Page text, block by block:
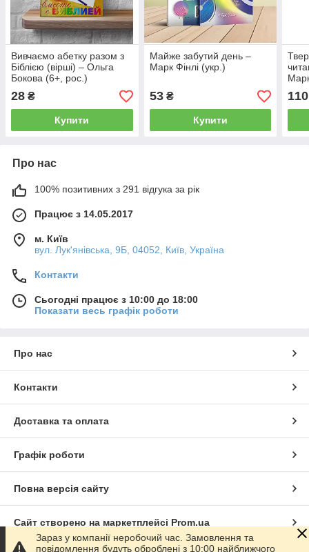
Вивчаємо абетку разом з
Біблією (вірші) – Ольга
Бокова (6+, рос.)
28 ₴
Купити
Майже забутий день –
Марк Фінлі (укр.)
53₴
Купити
110
Про нас
100% позитивних з 291 відгука за рік
Працює з 14.05.2017
м. Київ
вул. Лук'янівська, 9Б, 04052, Київ, Україна
Контакти
Сьогодні працює з 10:00 до 18:00
Показати весь графік роботи
Про нас
Контакти
Доставка та оплата
Графік роботи
Повна версія сайту
Сайт створено на маркетплейсі Prom.ua
Зараз у компанії неробочий час. Замовлення та
повідомлення будуть оброблені з 10:00 найближчого